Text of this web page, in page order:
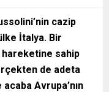
cazip
İtalya. Bir
hareketine sahip
de adeta
Avrupa’nın